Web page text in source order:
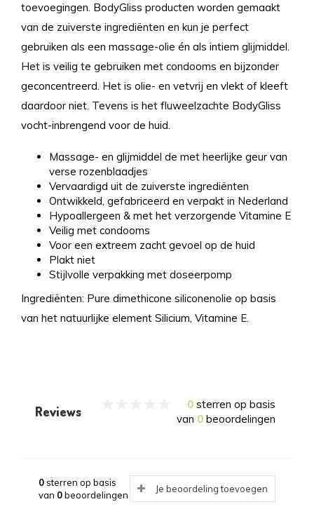
toevoegingen. BodyGliss producten worden gemaakt
van de zuiverste ingrediënten en kun je perfect
gebruiken als een massage-olie én als intiem glijmiddel.
Het is veilig te gebruiken met condooms en bijzonder
geconcentreerd. Het is olie- en vetvrij en vlekt of kleeft
daardoor niet. Tevens is het fluweelzachte BodyGliss
vocht-inbrengend voor de huid.
Massage- en glijmiddel de met heerlijke geur van
verse rozenblaadjes
Vervaardigd uit de zuiverste ingrediënten
Ontwikkeld, gefabriceerd en verpakt in Nederland
Hypoallergeen & met het verzorgende Vitamine E
Veilig met condooms
Voor een extreem zacht gevoel op de huid
Plakt niet
Stijlvolle verpakking met doseerpomp
Ingrediënten: Pure dimethicone siliconenolie op basis
van het natuurlijke element Silicium, Vitamine E.
Reviews 0 sterren op basis
van 0 beoordelingen
0sterren op basis
van 0beoordelingen
Je beoordeling toevoegen